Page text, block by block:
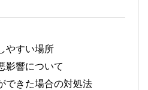
やすい場所
影響について
できた場合の対処法